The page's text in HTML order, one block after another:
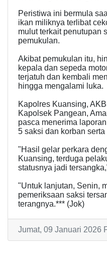
Peristiwa ini bermula
ikan miliknya terlibat
mulut terkait penutupan
pemukulan.
Akibat pemukulan itu,
kepala dan sepeda
terjatuh dan kembali
hingga mengalami luka.
Kapolres Kuansing,
Kapolsek Pangean,
pasca menerima
5 saksi dan korban
"Hasil gelar perkara
Kuansing, terduga
statusnya jadi
"Untuk lanjutan, Senin,
pemeriksaan saksi
terangnya.*** (Jok)
Jumat, 09 Januari 2026